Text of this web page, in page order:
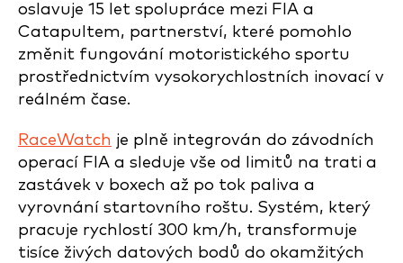
oslavuje 15 let spolupráce mezi FIA a
Catapultem, partnerství, které pomohlo
změnit fungování motoristického sportu
prostřednictvím vysokorychlostních inovací v
reálném čase.
RaceWatch je plně integrován do závodních
operací FIA a sleduje vše od limitů na trati a
zastávek v boxech až po tok paliva a
vyrovnání startovního roštu. Systém, který
pracuje rychlostí 300 km/h, transformuje
tisíce živých datových bodů do okamžitých